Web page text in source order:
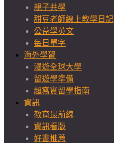
親子共學
甜豆老師線上教學日記
公益學英文
每日單字
海外學習
漫遊全球大學
留遊學準備
超寫實留學指南
資訊
教育最前線
資訊看版
好書推薦